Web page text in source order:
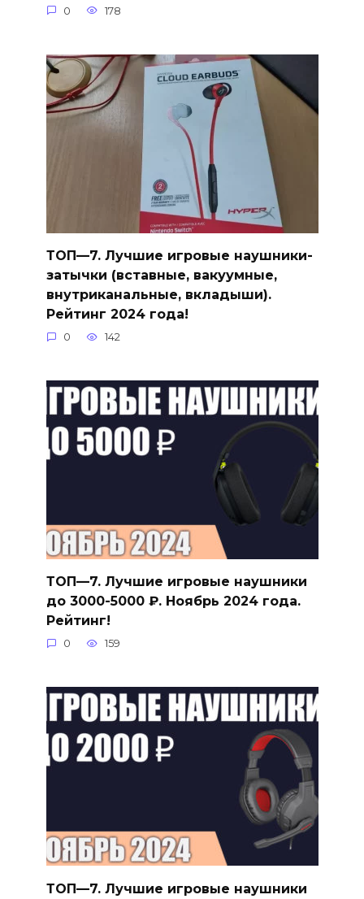
0 178
ТОП—7. Лучшие игровые наушники-
затычки (вставные, вакуумные,
внутриканальные, вкладыши).
Рейтинг 2024 года!
0 142
ТОП—7. Лучшие игровые наушники
до 3000-5000 ₽. Ноябрь 2024 года.
Рейтинг!
0 159
ТОП—7. Лучшие игровые наушники